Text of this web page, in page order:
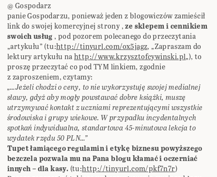
@ Gospodarz
panie Gospodarzu, ponieważ jeden z blogowiczów zamieścił
link do swojej komercyjnej strony ,ze sklepem i cennikiem
swoich usług , pod pozorem polecanego do przeczytania
„artykułu” (tu:http://tinyurl.com/ox5jagz, „Zapraszam do
lektury artykułu nahttp://www.krzysztofcywinski.pl„), to
proszę przeczytać co pod TYM linkiem, zgodnie
z zaproszeniem, czytamy:
„…Jeżeli chodzi o ceny, to nie wykorzystuję swojej medialnej
sławy, gdyż aby mogły powstawać dobre książki, muszę
utrzymywać kontakt z uczniami reprezentującymi wszystkie
środowiska i grupy wiekowe. W przypadku incydentalnych
spotkań indywidualna, standartowa 45-minutowa lekcja to
wydatek rzędu 50 PLN…”
Tupet łamiącego regulamin i etykę biznesu powyższego
bezczela pozwala mu na Pana blogu kłamać i oczerniać
innych – dla kasy. (tu:http://tinyurl.com/pkf7n7r)